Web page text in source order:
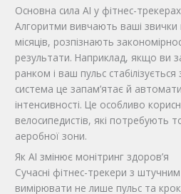
Основна сила AI у фітнес-трекерах
Алгоритми вивчають ваші звички
місяців, розпізнають
результати. Наприклад, якщо ви
ранком і ваш пульс
система це запам’ятає й
інтенсивності. Це особливо
велосипедистів, які потребують
аеробної зони.
Як AI змінює монітринг здоров’я
Сучасні фітнес-трекери з
вимірювати не лише пульс та